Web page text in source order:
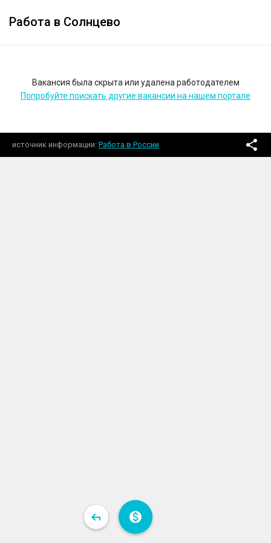
Работа в Солнцево
Вакансия была скрыта или удалена работодателем
Попробуйте поискать другие вакансии на нашем портале
источник информации Работа в России